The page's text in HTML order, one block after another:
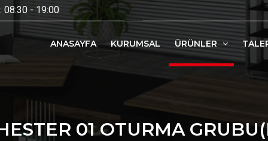
- 19:00
ANASAYFA KURUMSAL ÜRÜNLER
01 OTURMA